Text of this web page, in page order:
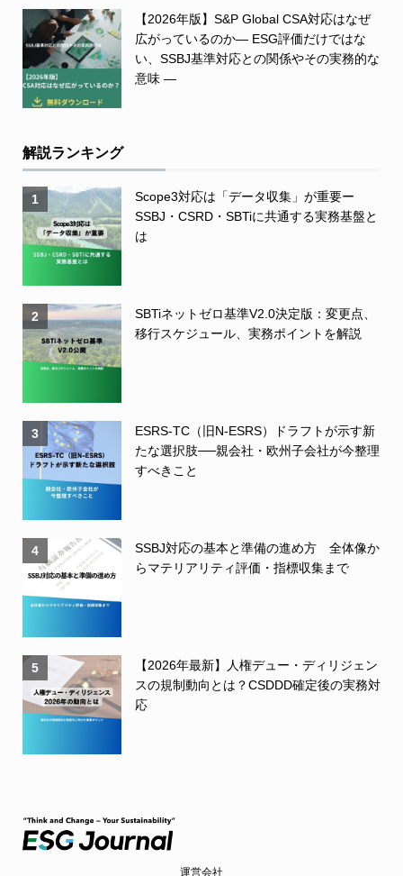
【2026年版】S&P Global CSA対応はなぜ
広がっているのか― ESG評価だけではな
い、SSBJ基準対応との関係やその実務的な
意味 ―
解説ランキング
1
Scope3対応は「データ収集」が重要ー
SSBJ・CSRD・SBTiに共通する実務基盤と
は
2
SBTiネットゼロ基準V2.0決定版：変更点、
移行スケジュール、実務ポイントを解説
3
ESRS-TC（旧N-ESRS）ドラフトが示す新
たな選択肢──親会社・欧州子会社が今整理
すべきこと
4
SSBJ対応の基本と準備の進め方 全体像か
らマテリアリティ評価・指標収集まで
5
【2026年最新】人権デュー・ディリジェン
スの規制動向とは？CSDDD確定後の実務対
応
運営会社